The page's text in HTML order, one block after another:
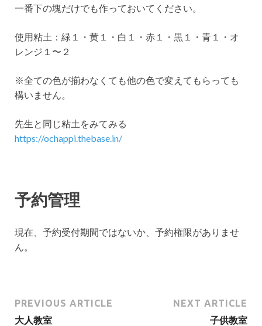
一番下の塊だけでも作っておいてください。
使用粘土：緑１・黄１・白１・赤１・黒１・青１・オ
レンジ１〜２
※全ての色が揃わなくても他の色で変えてもらっても
構いません。
先生と同じ粘土をみてみる
https://ochappi.thebase.in/
予約管理
現在、予約受付期間ではないか、予約権限がありませ
ん。
PREVIOUS ARTICLE
大人教室
NEXT ARTICLE
子供教室